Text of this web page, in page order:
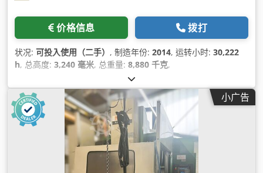
价格信息 拨打
状况: 可投入使用（二手） , 制造年份: 2014, 运转小时: 30,222
h, 总高度: 3,240 毫米, 总重量: 8,880 千克,
小广告